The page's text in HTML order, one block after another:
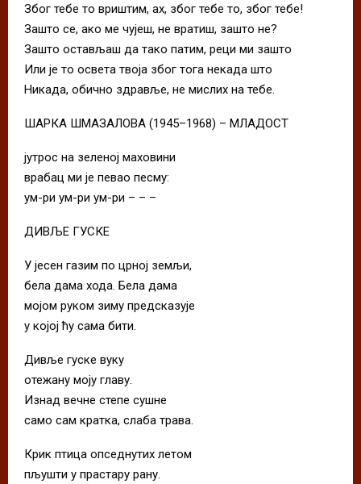
Због тебе то вриштим, ах, због тебе то, због тебе!
Зашто се, ако ме чујеш, не вратиш, зашто не?
Зашто остављаш да тако патим, реци ми зашто
Или је то освета твоја због тога некада што
Никада, обично здравље, не мислих на тебе.
ШАРКА ШМАЗАЛОВА (1945–1968) – МЛАДОСТ
јутрос на зеленој маховини
врабац ми је певао песму:
ум-ри ум-ри ум-ри – – –
ДИВЉЕ ГУСКЕ
У јесен газим по црној земљи,
бела дама хода. Бела дама
мојом руком зиму предсказује
у којој ћу сама бити.
Дивље гуске вуку
отежану моју главу.
Изнад вечне степе сушне
само сам кратка, слаба трава.
Крик птица опседнутих летом
пљушти у прастару рану.